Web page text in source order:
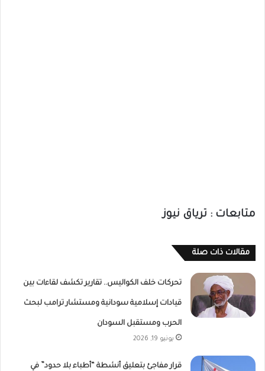
متابعات : ترياق نيوز
مقالات ذات صلة
تحركات خلف الكواليس.. تقارير تكشف لقاءات بين
قيادات إسلامية سودانية ومستشار ترامب لبحث
الحرب ومستقبل السودان
يونيو 19, 2026
قرار مفاجئ بتعليق أنشطة “أطباء بلا حدود” في